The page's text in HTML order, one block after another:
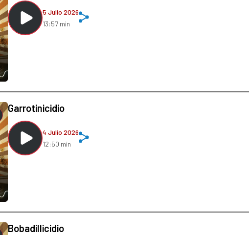
5 Julio 2026
13:57 min
Garrotinicidio
4 Julio 2026
12:50 min
Bobadillicidio